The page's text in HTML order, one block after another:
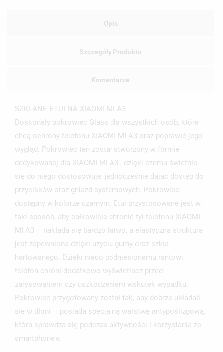
Opis
Szczegóły Produktu
Komentarze
SZKLANE ETUI NA XIAOMI MI A3
Doskonały pokrowiec Glass dla wszystkich osób, które
chcą ochrony telefonu XIAOMI MI A3 oraz poprawić jego
wygląd. Pokrowiec ten został stworzony w formie
dedykowanej dla XIAOMI MI A3 , dzięki czemu świetnie
się do niego dostosowuje, jednocześnie dając dostęp do
przycisków oraz gniazd systemowych. Pokrowiec
dostępny w kolorze czarnym. Etui przystosowane jest w
taki sposób, aby całkowicie chronić tył telefonu XIAOMI
MI A3 – nakłada się bardzo łatwo, a elastyczna struktura
jest zapewniona dzięki użyciu gumy oraz szkła
hartowanego. Dzięki nieco podniesionemu rantowi
telefon chroni dodatkowo wyświetlacz przed
zarysowaniem czy uszkodzeniem wskutek wypadku.
Pokrowiec przygotowany został tak, aby dobrze układać
się w dłoni – posiada specjalną warstwę antypoślizgową,
która sprawdza się podczas aktywności i korzystania ze
smartphone’a.
MOJE LISTY ŻYCZEŃ
add_circle_outline UTWÓRZ NOWĄ LISTĘ
UTWÓRZ LISTĘ ŻYCZEŃ
NAZWA LISTY ŻYCZEŃ
ANULUJ UTWÓRZ LISTĘ ŻYCZEŃ
ZALOGUJ SIĘ
MUSISZ BYĆ ZALOGOWANY BY ZAPISAĆ PRODUKTY NA
SWOJEJ LIŚCIE ŻYCZEŃ.